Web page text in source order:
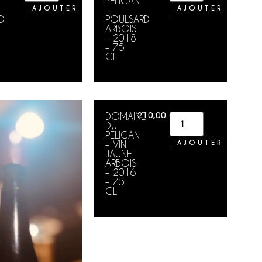
AJOUTER AU PANIER
–
POULSARD
ARBOIS
– 2018
– 75
CL
AJOUTER AU
DOMAINE
DU
PÉLICAN
– VIN
JAUNE
ARBOIS
– 2016
– 75
CL
210,00€
AJOUTER AU